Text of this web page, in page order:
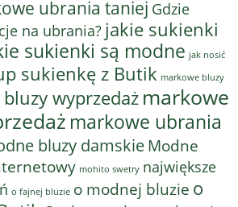
ubrania taniej Gdzie
na ubrania? jakie sukienki
sukienki są modne jak nosić
sukienkę z Butik markowe bluzy
wyprzedaż markowe
markowe ubrania
bluzy damskie Modne
mohito swetry największe
o fajnej bluzie o modnej bluzie o